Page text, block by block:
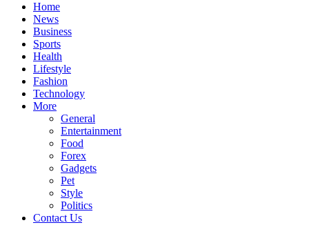
Home
News
Business
Sports
Health
Lifestyle
Fashion
Technology
More
General
Entertainment
Food
Forex
Gadgets
Pet
Style
Politics
Contact Us